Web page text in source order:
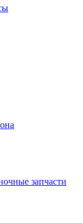
запчасти